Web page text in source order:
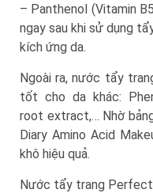
– Panthenol (Vitamin
ngay sau khi sử dụng
kích ứng da.
Ngoài ra, nước tẩy
tốt cho da khác:
root extract,… Nhờ
Diary Amino Acid
khô hiệu quả.
Nước tẩy trang Perfect